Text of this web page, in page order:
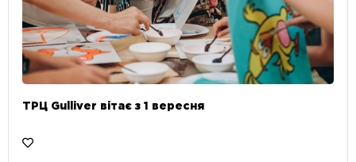
ТРЦ Gulliver вітає з 1 вересня